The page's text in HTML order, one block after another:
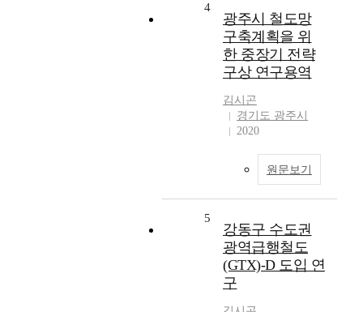
4
광주시 철도망
구축계획을 위
한 중장기 전략
구상 연구용역
김시곤
경기도 광주시
2020
원문보기
5
강동구 수도권
광역급행철도
(GTX)-D 도입 연
구